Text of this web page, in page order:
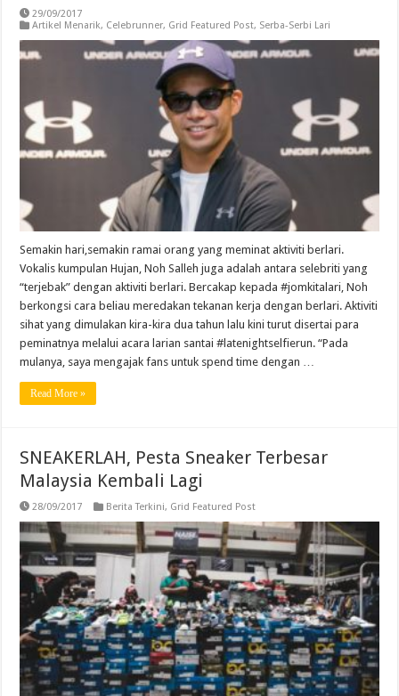
29/09/2017
Artikel Menarik, Celebrunner, Grid Featured Post, Serba-Serbi Lari
Semakin hari,semakin ramai orang yang meminat aktiviti berlari.
Vokalis kumpulan Hujan, Noh Salleh juga adalah antara selebriti yang
“terjebak” dengan aktiviti berlari. Bercakap kepada #jomkitalari, Noh
berkongsi cara beliau meredakan tekanan kerja dengan berlari. Aktiviti
sihat yang dimulakan kira-kira dua tahun lalu kini turut disertai para
peminatnya melalui acara larian santai #latenightselfierun. “Pada
mulanya, saya mengajak fans untuk spend time dengan …
Read More »
SNEAKERLAH, Pesta Sneaker Terbesar
Malaysia Kembali Lagi
28/09/2017 Berita Terkini, Grid Featured Post